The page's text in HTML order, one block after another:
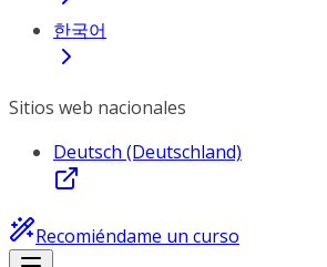
한국어
Sitios web nacionales
Deutsch (Deutschland)
Recomiéndame un curso